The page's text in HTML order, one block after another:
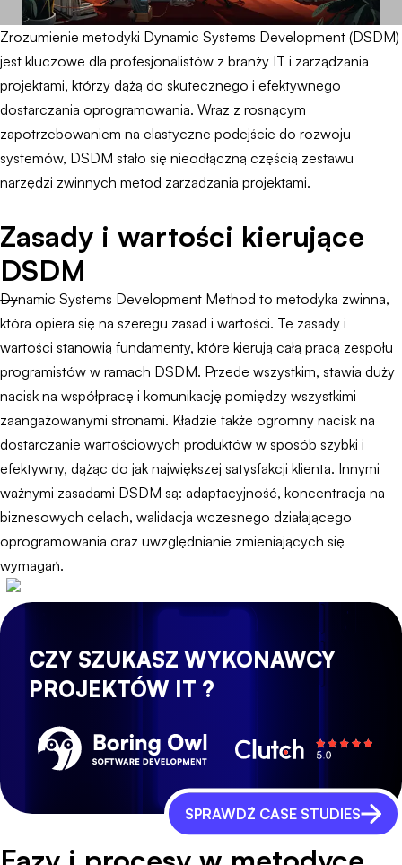
Zrozumienie metodyki Dynamic Systems Development (DSDM)
jest kluczowe dla profesjonalistów z branży IT i zarządzania
projektami, którzy dążą do skutecznego i efektywnego
dostarczania oprogramowania. Wraz z rosnącym
zapotrzebowaniem na elastyczne podejście do rozwoju
systemów, DSDM stało się nieodłączną częścią zestawu
narzędzi zwinnych metod zarządzania projektami.
Zasady i wartości kierujące
DSDM
Dynamic Systems Development Method to metodyka zwinna,
która opiera się na szeregu zasad i wartości. Te zasady i
wartości stanowią fundamenty, które kierują całą pracą zespołu
programistów w ramach DSDM. Przede wszystkim, stawia duży
nacisk na współpracę i komunikację pomiędzy wszystkimi
zaangażowanymi stronami. Kładzie także ogromny nacisk na
dostarczanie wartościowych produktów w sposób szybki i
efektywny, dążąc do jak największej satysfakcji klienta. Innymi
ważnymi zasadami DSDM są: adaptacyjność, koncentracja na
biznesowych celach, walidacja wczesnego działającego
oprogramowania oraz uwzględnianie zmieniających się
wymagań.
CZY SZUKASZ WYKONAWCY
PROJEKTÓW IT ?
SPRAWDŹ CASE STUDIES